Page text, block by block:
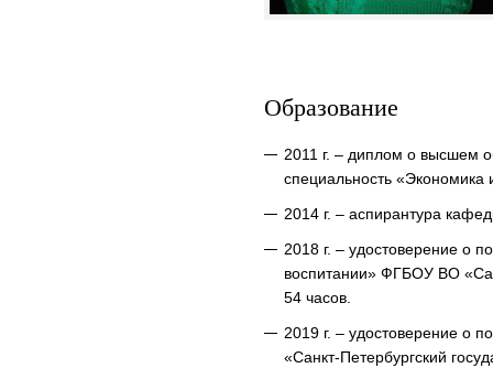
Образование
2011 г. – диплом о высшем
специальность
2014 г. – аспирантура
2018 г. – удостоверение о
воспитании» ФГБОУ ВО
54 часов.
2019 г. – удостоверение о
«Санкт-Петербургский